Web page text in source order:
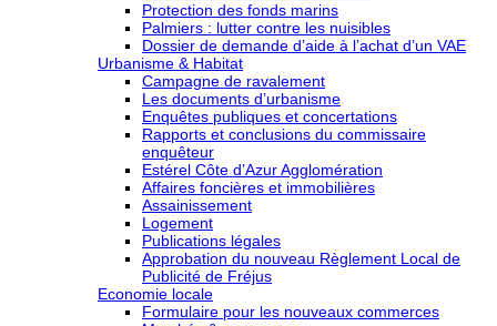
Protection des fonds marins
Palmiers : lutter contre les nuisibles
Dossier de demande d’aide à l’achat d’un VAE
Urbanisme & Habitat
Campagne de ravalement
Les documents d’urbanisme
Enquêtes publiques et concertations
Rapports et conclusions du commissaire
enquêteur
Estérel Côte d’Azur Agglomération
Affaires foncières et immobilières
Assainissement
Logement
Publications légales
Approbation du nouveau Règlement Local de
Publicité de Fréjus
Economie locale
Formulaire pour les nouveaux commerces